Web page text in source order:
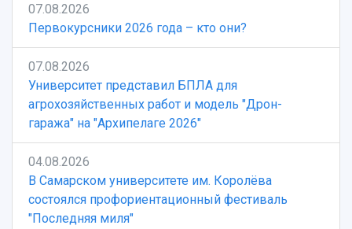
07.08.2026
Первокурсники 2026 года – кто они?
07.08.2026
Университет представил БПЛА для
агрохозяйственных работ и модель "Дрон-
гаража" на "Архипелаге 2026"
04.08.2026
В Самарском университете им. Королёва
состоялся профориентационный фестиваль
"Последняя миля"